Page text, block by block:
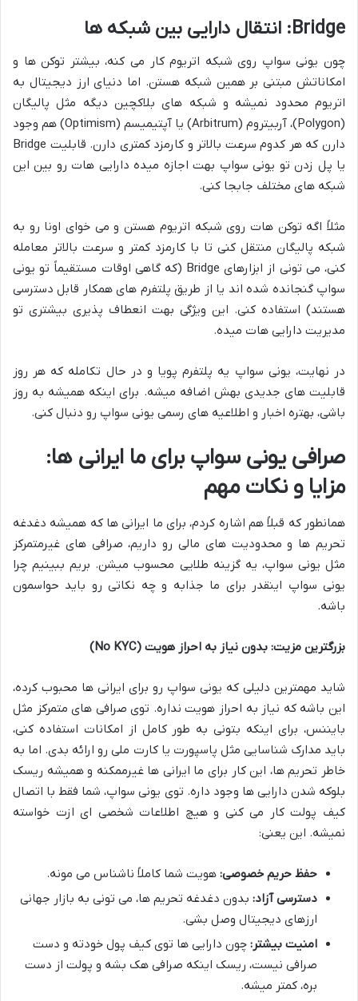
Bridge: انتقال دارایی بین شبکه ها
چون یونی سواپ روی شبکه اتریوم کار می کنه، بیشتر توکن ها و
امکاناتش مبتنی بر همین شبکه هستن. اما دنیای ارز دیجیتال به
اتریوم محدود نمیشه و شبکه های بلاکچین دیگه مثل پالیگان
(Polygon)، آربیتروم (Arbitrum) یا آپتیمیسم (Optimism) هم وجود
دارن که هر کدوم سرعت بالاتر و کارمزد کمتری دارن. قابلیت Bridge
یا پل زدن تو یونی سواپ بهت اجازه میده دارایی هات رو بین این
شبکه های مختلف جابجا کنی.
مثلاً اگه توکن هات روی شبکه اتریوم هستن و می خوای اونا رو به
شبکه پالیگان منتقل کنی تا با کارمزد کمتر و سرعت بالاتر معامله
کنی، می تونی از ابزارهای Bridge (که گاهی اوقات مستقیماً تو یونی
سواپ گنجانده شده اند یا از طریق پلتفرم های همکار قابل دسترسی
هستند) استفاده کنی. این ویژگی بهت انعطاف پذیری بیشتری تو
مدیریت دارایی هات میده.
در نهایت، یونی سواپ یه پلتفرم پویا و در حال تکامله که هر روز
قابلیت های جدیدی بهش اضافه میشه. برای اینکه همیشه به روز
باشی، بهتره اخبار و اطلاعیه های رسمی یونی سواپ رو دنبال کنی.
صرافی یونی سواپ برای ما ایرانی ها:
مزایا و نکات مهم
همانطور که قبلاً هم اشاره کردم، برای ما ایرانی ها که همیشه دغدغه
تحریم ها و محدودیت های مالی رو داریم، صرافی های غیرمتمرکز
مثل یونی سواپ، یه گزینه طلایی محسوب میشن. بریم ببینیم چرا
یونی سواپ اینقدر برای ما جذابه و چه نکاتی رو باید حواسمون
باشه.
بزرگترین مزیت: بدون نیاز به احراز هویت (No KYC)
شاید مهمترین دلیلی که یونی سواپ رو برای ایرانی ها محبوب کرده،
این باشه که نیاز به احراز هویت نداره. توی صرافی های متمرکز مثل
بایننس، برای اینکه بتونی به طور کامل از امکانات استفاده کنی،
باید مدارک شناسایی مثل پاسپورت یا کارت ملی رو ارائه بدی. اما به
خاطر تحریم ها، این کار برای ما ایرانی ها غیرممکنه و همیشه ریسک
بلوکه شدن دارایی ها وجود داره. توی یونی سواپ، شما فقط با اتصال
کیف پولت کار می کنی و هیچ اطلاعات شخصی ای ازت خواسته
نمیشه. این یعنی:
حفظ حریم خصوصی: هویت شما کاملاً ناشناس می مونه.
دسترسی آزاد: بدون دغدغه تحریم ها، می تونی به بازار جهانی
ارزهای دیجیتال وصل بشی.
امنیت بیشتر: چون دارایی ها توی کیف پول خودته و دست
صرافی نیست، ریسک اینکه صرافی هک بشه و پولت از دست
بره، کمتر میشه.